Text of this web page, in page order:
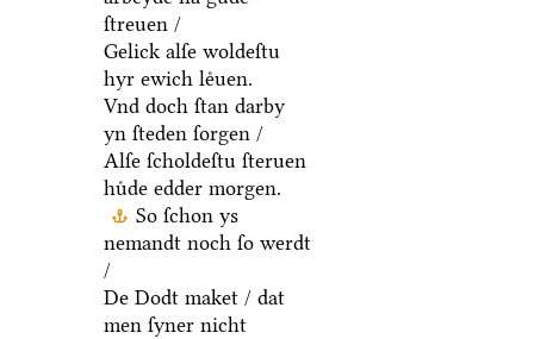
ſtreuen /
Gelick alſe woldeſtu
hyr ewich leͤuen.
Vnd doch ſtan darby
yn ſteden ſorgen /
Alſe ſcholdeſtu ſteruen
huͤde edder morgen.
So ſchon ys
nemandt noch ſo werdt
/
De Dodt maket / dat
men ſyner nicht